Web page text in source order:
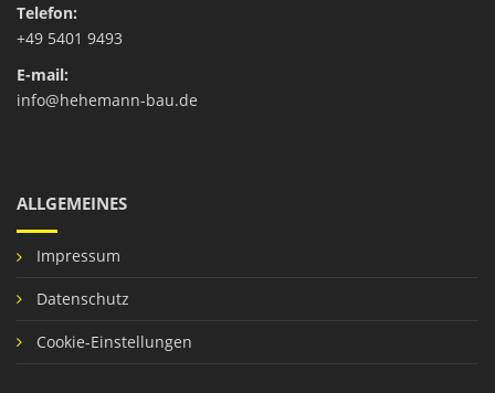
Telefon:
+49 5401 9493
E-mail:
info@hehemann-bau.de
ALLGEMEINES
Impressum
Datenschutz
Cookie-Einstellungen